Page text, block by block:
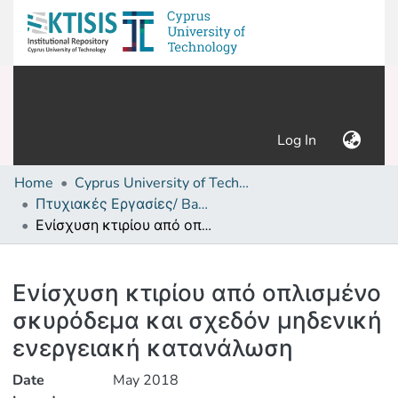
Log In (current)
Home
Cyprus University of Technology (Research Output)
Πτυχιακές Εργασίες/ Bachelor's Degree Theses
Ενίσχυση κτιρίου από οπλισμένο σκυρόδεμα και σχεδόν μηδενική ενεργειακή κατανάλωση
Ενίσχυση κτιρίου από οπλισμένο
σκυρόδεμα και σχεδόν μηδενική
ενεργειακή κατανάλωση
Date
May 2018